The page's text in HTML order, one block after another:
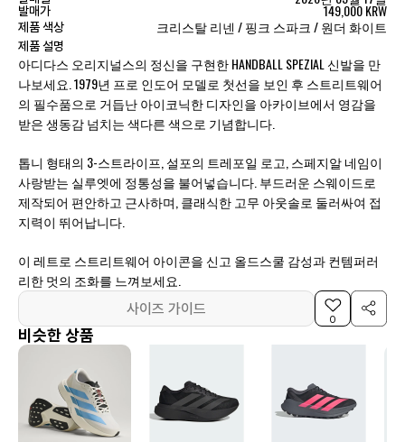
발매가 149,000 KRW
제품 색상 크리스탈 리넨 / 핑크 스파크 / 원더 화이트
제품 설명
아디다스 오리지널스의 정신을 구현한 HANDBALL SPEZIAL 신발을 만
나보세요. 1979년 프로 인도어 모델로 첫선을 보인 후 스트리트웨어
의 필수품으로 거듭난 아이코닉한 디자인을 아카이브에서 영감을
받은 생동감 넘치는 색다른 색으로 기념합니다.
톱니 형태의 3-스트라이프, 설포의 트레포일 로고, 스페지알 네임이
사랑받는 실루엣에 정통성을 불어넣습니다. 부드러운 스웨이드로
제작되어 편안하고 근사하며, 클래식한 고무 아웃솔로 둘러싸여 접
지력이 뛰어납니다.
이 레트로 스트리트웨어 아이콘을 신고 올드스쿨 감성과 컨템퍼러
리한 멋의 조화를 느껴보세요.
사이즈 가이드
0
비슷한 상품